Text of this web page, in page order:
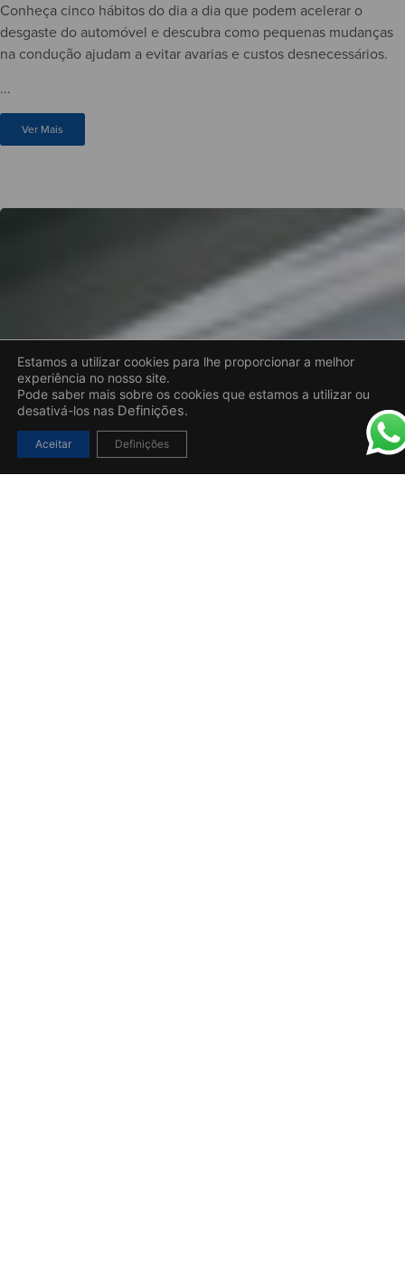
Conheça cinco hábitos do dia a dia que podem acelerar o
desgaste do automóvel e descubra como pequenas mudanças
na condução ajudam a evitar avarias e custos desnecessários.
...
Ver Mais
Estamos a utilizar cookies para lhe proporcionar a melhor
experiência no nosso site.
Pode saber mais sobre os cookies que estamos a utilizar ou
desativá-los nas Definições.
Aceitar Definições